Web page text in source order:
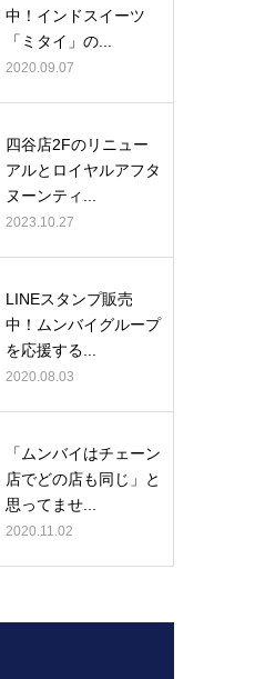
中！インドスイーツ
「ミタイ」の...
2020.09.07
四谷店2Fのリニュー
アルとロイヤルアフタ
ヌーンティ...
2023.10.27
LINEスタンプ販売
中！ムンバイグループ
を応援する...
2020.08.03
「ムンバイはチェーン
店でどの店も同じ」と
思ってませ...
2020.11.02